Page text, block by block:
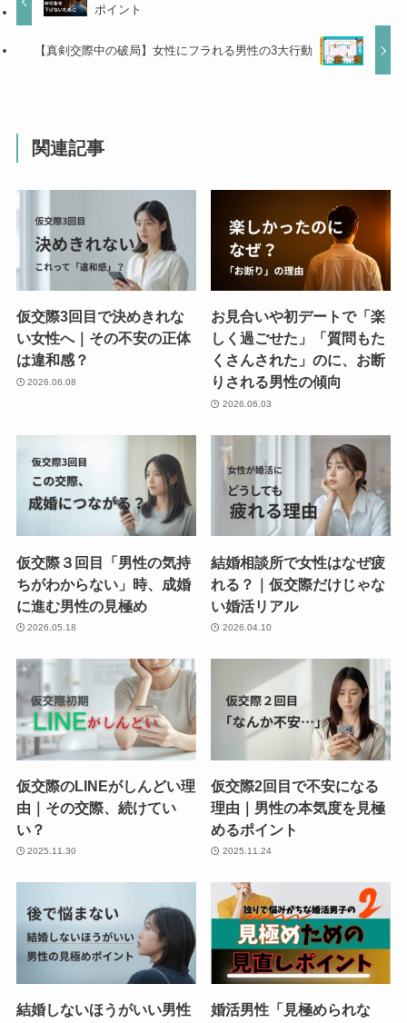
ポイント
【真剣交際中の破局】女性にフラれる男性の3大行動
関連記事
仮交際3回目で決めきれな
い女性へ｜その不安の正体
は違和感？
2026.06.08
お見合いや初デートで「楽
しく過ごせた」「質問もた
くさんされた」のに、お断
りされる男性の傾向
2026.06.03
仮交際３回目「男性の気持
ちがわからない」時、成婚
に進む男性の見極め
2026.05.18
結婚相談所で女性はなぜ疲
れる？｜仮交際だけじゃな
い婚活リアル
2026.04.10
仮交際のLINEがしんどい理
由｜その交際、続けてい
い？
2025.11.30
仮交際2回目で不安になる
理由｜男性の本気度を見極
めるポイント
2025.11.24
結婚しないほうがいい男性
婚活男性「見極められな